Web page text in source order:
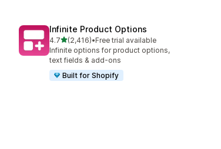
Infinite Product Options
4.75つ星中
(2,416)
合計レビュー数：2416件
•Free trial available
Infinite options for product options,
text fields & add-ons
Built for Shopify